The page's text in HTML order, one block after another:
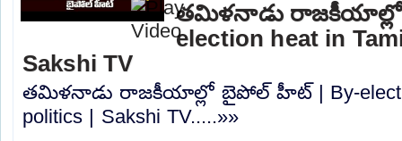
తమిళనాడు రాజకీయాల్లో
election heat in
Sakshi TV
తమిళనాడు రాజకీయాల్లో బైపోల్ హీట్ | By-
politics | Sakshi TV.....»»